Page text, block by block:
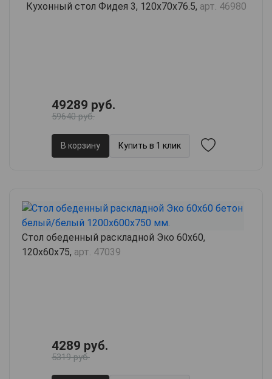
Кухонный стол Фидея 3, 120х70х76.5, арт. 46980
49289 руб.
59640 руб.
В корзину Купить в 1 клик
Стол обеденный раскладной Эко 60х60,
120х60х75, арт. 47039
4289 руб.
5319 руб.